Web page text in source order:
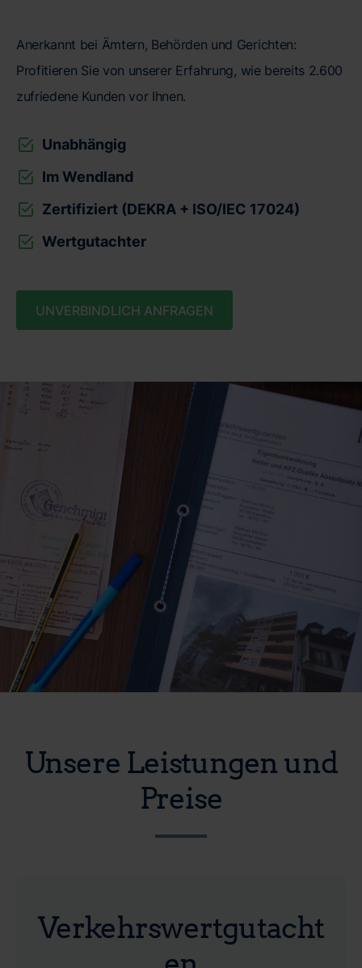
Anerkannt bei Ämtern, Behörden und Gerichten:
Profitieren Sie von unserer Erfahrung, wie bereits 2.600
zufriedene Kunden vor Ihnen.
Unabhängig
Im Wendland
Zertifiziert (DEKRA + ISO/IEC 17024)
Wertgutachter
UNVERBINDLICH ANFRAGEN
Unsere Leistungen und
Preise
Verkehrswertgutacht